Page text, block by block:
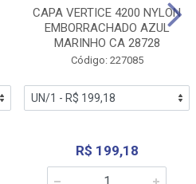
CAPA VERTICE 4200 NYLON
EMBORRACHADO AZUL
MARINHO CA 28728
Código: 227085
R$ 199,18